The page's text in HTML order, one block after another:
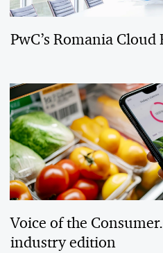
PwC’s Romania
Voice of the
industry edition